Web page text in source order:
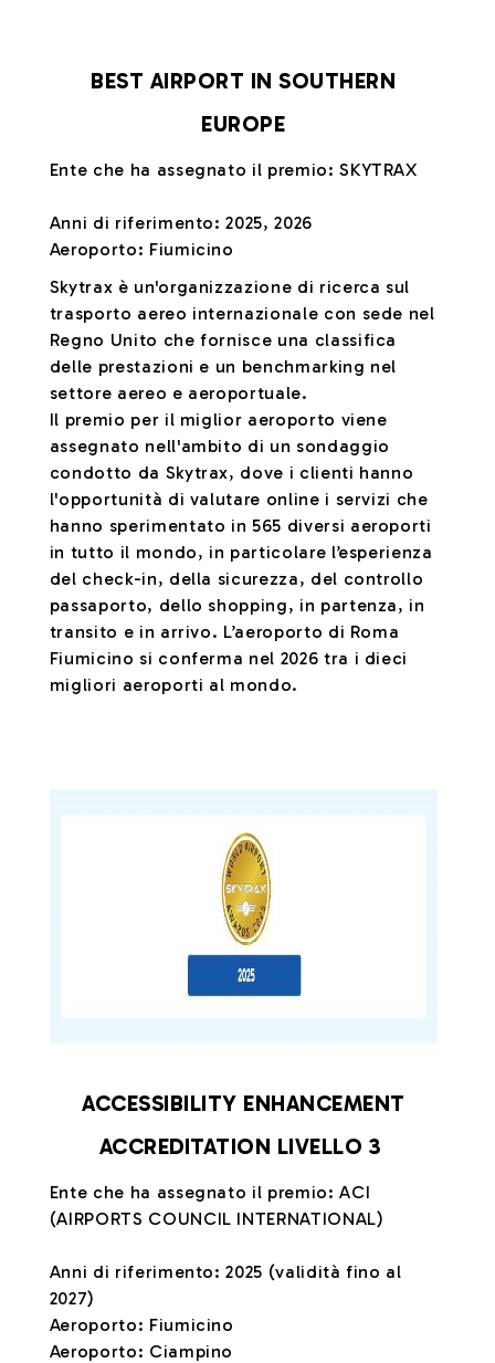
BEST AIRPORT IN SOUTHERN
EUROPE
Ente che ha assegnato il premio: SKYTRAX
Anni di riferimento: 2025, 2026
Aeroporto: Fiumicino
Skytrax è un'organizzazione di ricerca sul
trasporto aereo internazionale con sede nel
Regno Unito che fornisce una classifica
delle prestazioni e un benchmarking nel
settore aereo e aeroportuale.
Il premio per il miglior aeroporto viene
assegnato nell'ambito di un sondaggio
condotto da Skytrax, dove i clienti hanno
l'opportunità di valutare online i servizi che
hanno sperimentato in 565 diversi aeroporti
in tutto il mondo, in particolare l’esperienza
del check-in, della sicurezza, del controllo
passaporto, dello shopping, in partenza, in
transito e in arrivo. L’aeroporto di Roma
Fiumicino si conferma nel 2026 tra i dieci
migliori aeroporti al mondo.
ACCESSIBILITY ENHANCEMENT
ACCREDITATION LIVELLO 3
Ente che ha assegnato il premio: ACI
(AIRPORTS COUNCIL INTERNATIONAL)
Anni di riferimento: 2025 (validità fino al
2027)
Aeroporto: Fiumicino
Aeroporto: Ciampino